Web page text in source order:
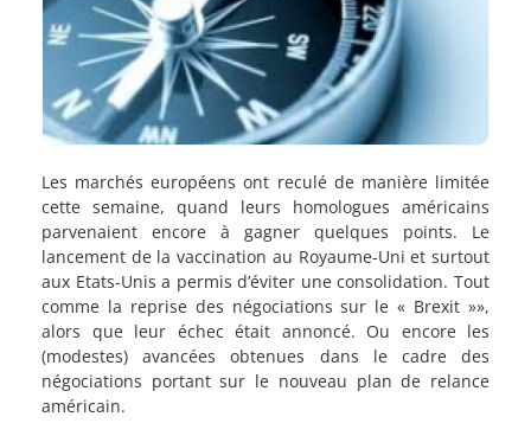
Les marchés européens ont reculé de manière limitée
cette semaine, quand leurs homologues américains
parvenaient encore à gagner quelques points. Le
lancement de la vaccination au Royaume-Uni et surtout
aux Etats-Unis a permis d’éviter une consolidation. Tout
comme la reprise des négociations sur le « Brexit »»,
alors que leur échec était annoncé. Ou encore les
(modestes) avancées obtenues dans le cadre des
négociations portant sur le nouveau plan de relance
américain.